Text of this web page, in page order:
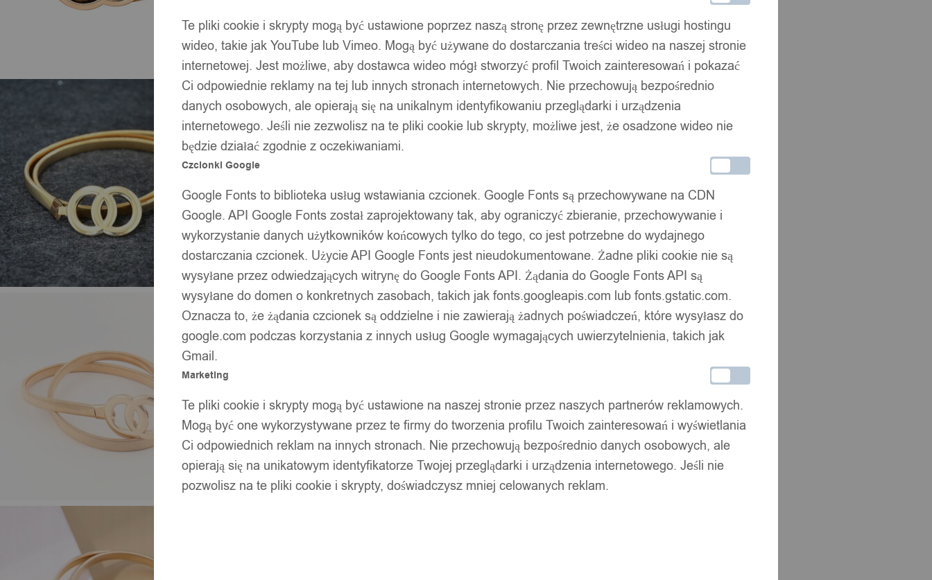
Te pliki cookie i skrypty mogą być ustawione poprzez naszą stronę przez zewnętrzne usługi hostingu
wideo, takie jak YouTube lub Vimeo. Mogą być używane do dostarczania treści wideo na naszej stronie
internetowej. Jest możliwe, aby dostawca wideo mógł stworzyć profil Twoich zainteresowań i pokazać
Ci odpowiednie reklamy na tej lub innych stronach internetowych. Nie przechowują bezpośrednio
danych osobowych, ale opierają się na unikalnym identyfikowaniu przeglądarki i urządzenia
internetowego. Jeśli nie zezwolisz na te pliki cookie lub skrypty, możliwe jest, że osadzone wideo nie
będzie działać zgodnie z oczekiwaniami.
Czcionki Google
Google Fonts to biblioteka usług wstawiania czcionek. Google Fonts są przechowywane na CDN
Google. API Google Fonts został zaprojektowany tak, aby ograniczyć zbieranie, przechowywanie i
wykorzystanie danych użytkowników końcowych tylko do tego, co jest potrzebne do wydajnego
dostarczania czcionek. Użycie API Google Fonts jest nieudokumentowane. Żadne pliki cookie nie są
wysyłane przez odwiedzających witrynę do Google Fonts API. Żądania do Google Fonts API są
wysyłane do domen o konkretnych zasobach, takich jak fonts.googleapis.com lub fonts.gstatic.com.
Oznacza to, że żądania czcionek są oddzielne i nie zawierają żadnych poświadczeń, które wysyłasz do
google.com podczas korzystania z innych usług Google wymagających uwierzytelnienia, takich jak
Gmail.
Marketing
Te pliki cookie i skrypty mogą być ustawione na naszej stronie przez naszych partnerów reklamowych.
Mogą być one wykorzystywane przez te firmy do tworzenia profilu Twoich zainteresowań i wyświetlania
Ci odpowiednich reklam na innych stronach. Nie przechowują bezpośrednio danych osobowych, ale
opierają się na unikatowym identyfikatorze Twojej przeglądarki i urządzenia internetowego. Jeśli nie
pozwolisz na te pliki cookie i skrypty, doświadczysz mniej celowanych reklam.